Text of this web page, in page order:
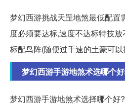
梦幻西游挑战天罡地煞最低配置
度必须要达标,速度不达标特技
标配鸟阵(随便过千速的土豪可以
梦幻西游手游地煞术选哪个
梦幻西游手游地煞术选择哪个好